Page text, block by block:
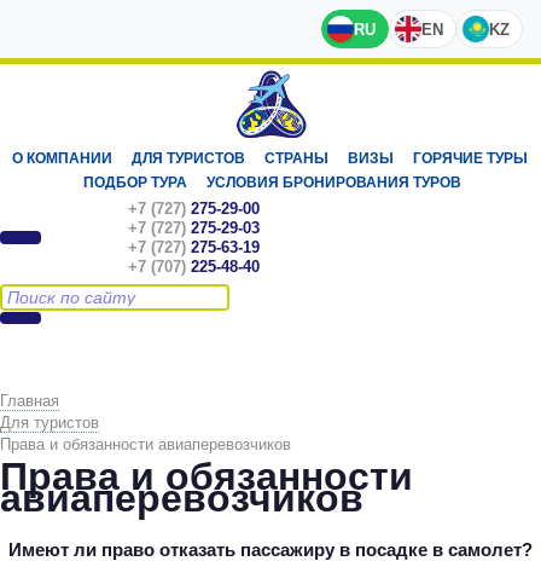
RU EN KZ
О КОМПАНИИ ДЛЯ ТУРИСТОВ СТРАНЫ ВИЗЫ
ГОРЯЧИЕ ТУРЫ
ПОДБОР ТУРА
УСЛОВИЯ БРОНИРОВАНИЯ ТУРОВ
+7 (727) 275-29-00
+7 (727) 275-29-03
+7 (727) 275-63-19
+7 (707) 225-48-40
Главная
Для туристов
Права и обязанности авиаперевозчиков
Права и обязанности
авиаперевозчиков
Имеют ли право отказать пассажиру в посадке в самолет?